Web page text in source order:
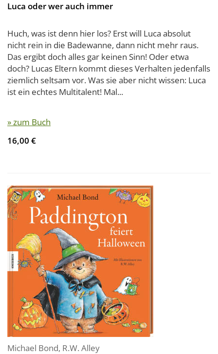
Luca oder wer auch immer
Huch, was ist denn hier los? Erst will Luca absolut
nicht rein in die Badewanne, dann nicht mehr raus.
Das ergibt doch alles gar keinen Sinn! Oder etwa
doch? Lucas Eltern kommt dieses Verhalten jedenfalls
ziemlich seltsam vor. Was sie aber nicht wissen: Luca
ist ein echtes Multitalent! Mal...
» zum Buch
16,00 €
Michael Bond, R.W. Alley